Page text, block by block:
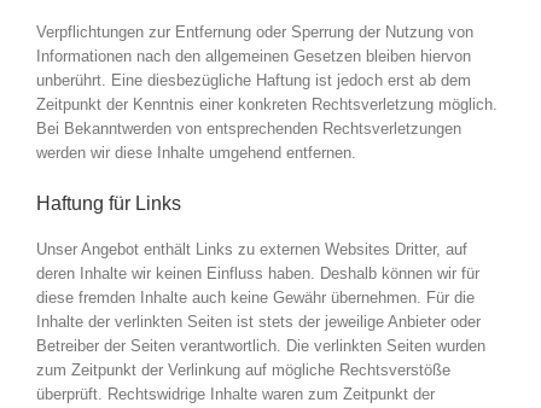
Verpflichtungen zur Entfernung oder Sperrung der Nutzung von
Informationen nach den allgemeinen Gesetzen bleiben hiervon
unberührt. Eine diesbezügliche Haftung ist jedoch erst ab dem
Zeitpunkt der Kenntnis einer konkreten Rechtsverletzung möglich.
Bei Bekanntwerden von entsprechenden Rechtsverletzungen
werden wir diese Inhalte umgehend entfernen.
Haftung für Links
Unser Angebot enthält Links zu externen Websites Dritter, auf
deren Inhalte wir keinen Einfluss haben. Deshalb können wir für
diese fremden Inhalte auch keine Gewähr übernehmen. Für die
Inhalte der verlinkten Seiten ist stets der jeweilige Anbieter oder
Betreiber der Seiten verantwortlich. Die verlinkten Seiten wurden
zum Zeitpunkt der Verlinkung auf mögliche Rechtsverstöße
überprüft. Rechtswidrige Inhalte waren zum Zeitpunkt der